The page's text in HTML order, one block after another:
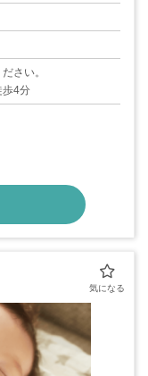
レンダーによる）
さい。
歩4分